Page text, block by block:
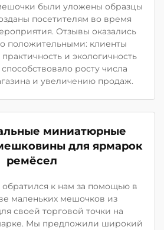
были уложены образцы
посетителям во время
Отзывы оказались
положительными: клиенты
и экологичность
росту числа
и увеличению продаж.
миниатюрные
для ярмарок
ремёсел
к нам за помощью в
маленьких мешочков из
своей торговой точки на
Мы предложили широкий